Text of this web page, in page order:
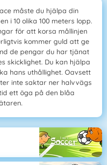
måste du hjälpa din
i 10 olika 100 meters lopp.
för att korsa mållinjen
kommer guld att ge
de pengar du har tjänat
skicklighet. Du kan hjälpa
hans uthållighet. Oavsett
inte saktar ner halvvägs
ett öga på den blåa